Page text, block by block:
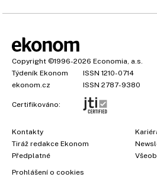
Copyright ©1996-2026 Economia, a.s.
Týdeník Ekonom
ISSN 1210-0714
ekonom.cz
ISSN 2787-9380
Certifikováno:
Kontakty
Tiráž redakce Ekonom
Předplatné
Prohlášení o cookies